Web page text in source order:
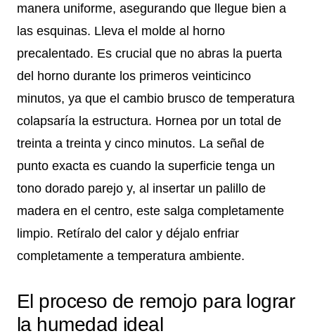
manera uniforme, asegurando que llegue bien a
las esquinas. Lleva el molde al horno
precalentado. Es crucial que no abras la puerta
del horno durante los primeros veinticinco
minutos, ya que el cambio brusco de temperatura
colapsaría la estructura. Hornea por un total de
treinta a treinta y cinco minutos. La señal de
punto exacta es cuando la superficie tenga un
tono dorado parejo y, al insertar un palillo de
madera en el centro, este salga completamente
limpio. Retíralo del calor y déjalo enfriar
completamente a temperatura ambiente.
El proceso de remojo para lograr
la humedad ideal